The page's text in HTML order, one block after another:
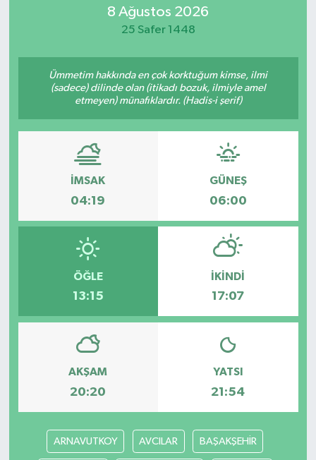
8 Ağustos 2026
25 Safer 1448
Ümmetim hakkında en çok korktuğum kimse, ilmi
(sadece) dilinde olan (itikadı bozuk, ilmiyle amel
etmeyen) münafıklardır. (Hadis-i şerif)
İMSAK
04:19
GÜNEŞ
06:00
ÖĞLE
13:15
İKINDI
17:07
AKŞAM
20:20
YATSI
21:54
ARNAVUTKOY AVCILAR BAŞAKŞEHİR
RÖPORTAJLAR
SAĞLIK
SİYASET
GÜNCEL
YAŞAM